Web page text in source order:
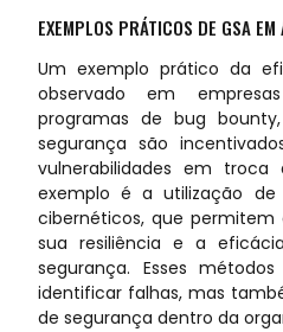
EXEMPLOS PRÁTICOS DE GSA EM
Um exemplo prático da
observado em
programas de bug
segurança são
vulnerabilidades em troca
exemplo é a utilização de
cibernéticos, que permitem
sua resiliência e a
segurança. Esses
identificar falhas, mas
de segurança dentro da